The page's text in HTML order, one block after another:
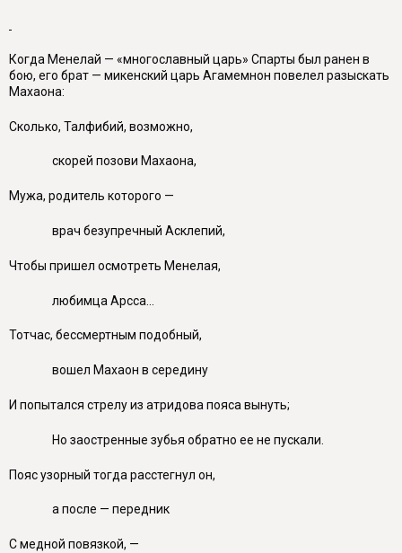
Когда Менелай — «многославный царь» Спарты был ранен в
бою, его брат — микенский царь Агамемнон повелел разыскать
Махаона:
Сколько, Талфибий, возможно,
скорей позови Махаона,
Мужа, родитель которого —
врач безупречный Асклепий,
Чтобы пришел осмотреть Менелая,
любимца Арсса...
Тотчас, бессмертным подобный,
вошел Махаон в середину
И попытался стрелу из атридова пояса вынуть;
Но заостренные зубья обратно ее не пускали.
Пояс узорный тогда расстегнул он,
а после — передник
С медной повязкой, —